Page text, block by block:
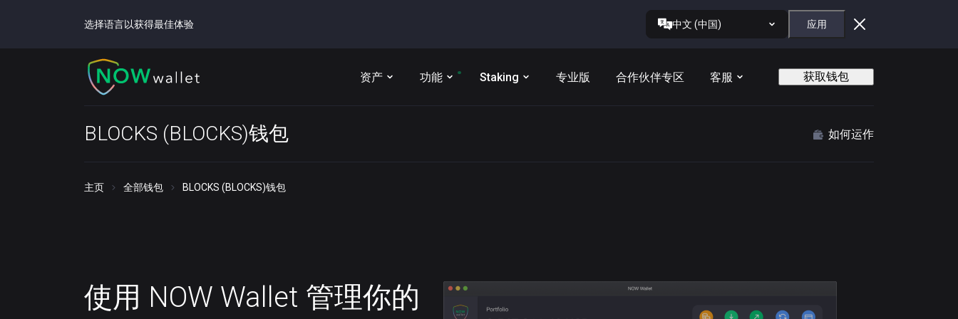
选择语言以获得最佳体验 中文 (中国) 应用
资产 功能 Staking 专业版 合作伙伴专区 客服 获取钱包
BLOCKS (BLOCKS)钱包 如何运作
主页 全部钱包 BLOCKS (BLOCKS)钱包
使用 NOW Wallet 管理你的